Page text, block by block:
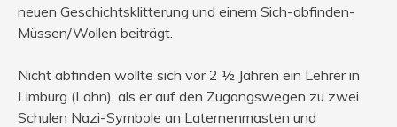
neuen Geschichtsklitterung und einem Sich-abfinden-
Müssen/Wollen beiträgt.
Nicht abfinden wollte sich vor 2 ½ Jahren ein Lehrer in
Limburg (Lahn), als er auf den Zugangswegen zu zwei
Schulen Nazi-Symbole an Laternenmasten und